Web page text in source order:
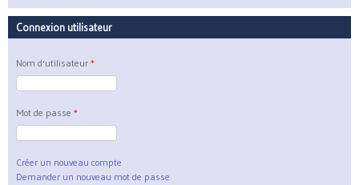
Connexion utilisateur
Nom d'utilisateur *
Mot de passe *
Créer un nouveau compte
Demander un nouveau mot de passe